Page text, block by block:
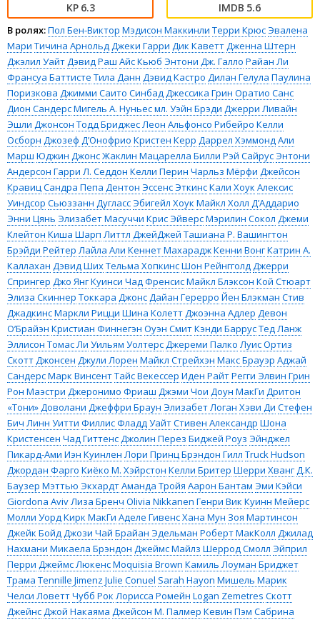
6.3 5.6
В ролях:Пол Бен-Виктор Мэдисон Маккинли Терри КрюсЭвалена
Мари Тичина АрнольдДжеки Гарри Дик КаветтДженна Штерн
Джэлил УайтДэвид Раш Айс Кьюб Энтони Дж. Галло Райан Ли
Франсуа Баттисте Тила Данн Дэвид Кастро Дилан Гелула Паулина
Поризкова Джимми Саито СинбадДжессика Грин Оратио Санс
Дион СандерсМигель А. Нуньес мл. Уэйн Брэди Джерри Ливайн
Эшли Джонсон Тодд БриджесЛеон Альфонсо Рибейро Келли
Осборн Джозеф Д’Онофрио Кристен Керр Даррел ХэммондАли
Марш Юджин ДжонсЖаклин Мацарелла Билли Рэй СайрусЭнтони
Андерсон Гарри Л. Седдон Келли Перин Чарльз Мёрфи Джейсон
КравицСандра Пепа Дентон Эссенс ЭткинсКали Хоук Алексис
Уиндсор Сьюззанн ДуглассЭбигейл Хоук Майкл Холл Д’Аддарио
Энни Цянь Элизабет Масуччи Крис ЭйверсМэрилин Сокол Джеми
Клейтон Киша Шарп Литтл ДжейДжей Ташиана Р. Вашингтон
Брэйди Рейтер Лайла Али Кеннет МахараджКенни ВонгКатрин А.
Каллахан Дэвид ШихТельма ХопкинсШон РейнгголдДжерри
Спрингер Джо ЯнгКуинси Чад ФренсисМайкл Блэксон Кой Стюарт
Элиза Скиннер Токкара ДжонсДайан Герерро Йен Блэкман Стив
ДжадкинсМаркли Рицци Шина КолеттДжоэнна Адлер Девон
О’Брайэн Кристиан Финнегэн Оуэн СмитКэнди БаррусТед Ланж
Эллисон Томас Ли Уильям УолтерсДжереми Палко Луис Ортиз
Скотт Джонсен Джули Лорен Майкл Стрейхэн Макс Брауэр Аджай
СандерсМарк ВинсентТайс Векессер Иден РайтРегги Элвин Грин
Рон Маэстри Джеронимо Фриаш Джэми Чои Доун МакГи Дритон
«Тони» Доволани Джеффри Браун Элизабет Логан Хэви Ди Стефен
Бич Линн Уитти Филлис Фладд УайтСтивен Александр Шона
Кристенсен Чад ГиттенсДжолин Перез Биджей Роуз Эйнджел
Пикард-Ами Иэн Куинлен Лори ПринцБрэндон Гилл Truck Hudson
Джордан Фарго Киёко М. Хэйрстон Келли Бритер Шерри ХвангД.К.
Баузер Мэттью ЭкхардтАманда Тройя Аарон Бантам Эми Кэйси
Giordona AvivЛиза Бренч Olivia Nikkanen Генри Вик Куинн Мейерс
Молли УордКирк МакГи Аделе ГивенсХана Мун Зоя Мартинсон
Джейк БойдДжози Чай Брайан Эдельман Роберт МакКолл Джилад
Нахмани Микаела Брэндон Джеймс Майлз Шеррод Смолл Эйприл
Перри Джеймс ЛюкенсMoquisia Brown Камиль Лоуман Бриджет
Трама Tennille Jimenz Julie Conuel Sarah Hayon Мишель Марик
Челси ЛоветтЧубб Рок Лорисса Ромейн Logan Zemetres Скотт
ДжейнсДжой Накаяма Джейсон М. Палмер Кевин Пэм Сабрина